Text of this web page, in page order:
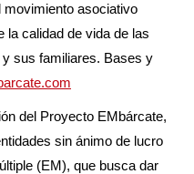
asociativo
la calidad de vida de las
sus familiares. Bases y
del Proyecto EMbárcate,
sin ánimo de lucro
(EM), que busca dar